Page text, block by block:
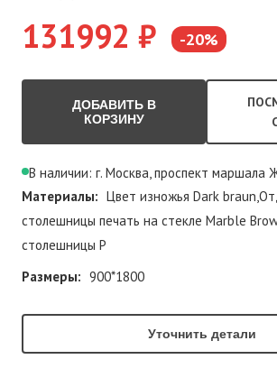
131992 ₽ -20%
ДОБАВИТЬ В
КОРЗИНУ
В наличии: г. Москва, проспект маршала
Материалы: Цвет изножья Dark
столешницы печать на стекле Marble
столешницы P
Размеры: 900*1800
Уточнить детали